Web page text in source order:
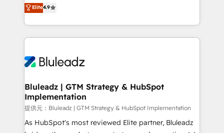
run your revenue process. Sales, marketing, and
service wired together. ➤ AI and Integrations: Layer
tune-ups, feature rollouts, adoption coaching. Buying
HubSpot, switching to it, or reviving a stale portal?
力で顧客フロント業務を再設計します。 💡 100inc は何
をする会社か？ HubSpotを共通基盤に、AIエージェン
トを組み込んだ顧客フロント業務（マーケティング・営
ィブ・エージェンシーです。事業部・グループ会社・部
を、CRMを軸とした全社共通基盤に再構築します。意
思決定者・PMO・現場担当者に並走します。 1️⃣
HubSpot導入・活用支援 顧客データの一元化から、
GTMの見える化・自動化まで。全Hub統合運用、デー
Elite4.9
Bluleadz | GTM Strategy & HubSpot
Implementation
提供元：Bluleadz | GTM Strategy & HubSpot Implementation
As HubSpot's most reviewed Elite partner, Bluleadz